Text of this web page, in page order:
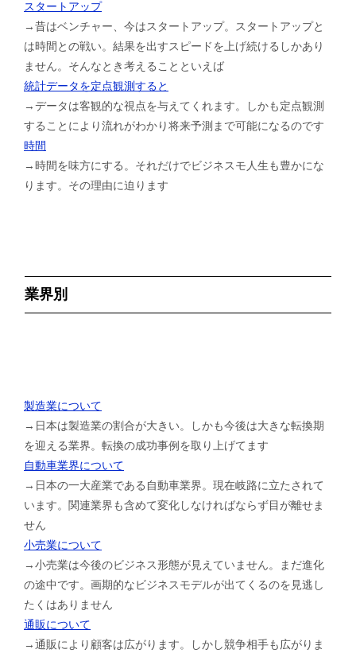
スタートアップ
→昔はベンチャー、今はスタートアップ。スタートアップと
は時間との戦い。結果を出すスピードを上げ続けるしかあり
ません。そんなとき考えることといえば
統計データを定点観測すると
→データは客観的な視点を与えてくれます。しかも定点観測
することにより流れがわかり将来予測まで可能になるのです
時間
→時間を味方にする。それだけでビジネスモ人生も豊かにな
ります。その理由に迫ります
業界別
製造業について
→日本は製造業の割合が大きい。しかも今後は大きな転換期
を迎える業界。転換の成功事例を取り上げてます
自動車業界について
→日本の一大産業である自動車業界。現在岐路に立たされて
います。関連業界も含めて変化しなければならず目が離せま
せん
小売業について
→小売業は今後のビジネス形態が見えていません。まだ進化
の途中です。画期的なビジネスモデルが出てくるのを見逃し
たくはありません
通販について
→通販により顧客は広がります。しかし競争相手も広がりま